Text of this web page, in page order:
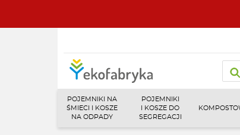
POJEMNIKI NA
ŚMIECI I KOSZE
NA ODPADY
POJEMNIKI
I KOSZE DO
SEGREGACJI